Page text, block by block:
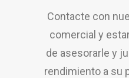
Contacte con
comercial y
de asesorarle y
rendimiento a su